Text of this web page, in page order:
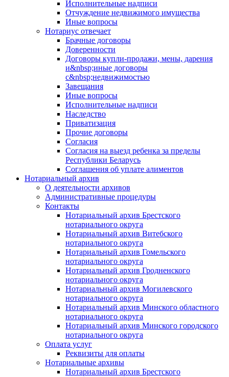
Исполнительные надписи
Отчуждение недвижимого имущества
Иные вопросы
Нотариус отвечает
Брачные договоры
Доверенности
Договоры купли-продажи, мены, дарения
и&nbsp;иные договоры
с&nbsp;недвижимостью
Завещания
Иные вопросы
Исполнительные надписи
Наследство
Приватизация
Прочие договоры
Согласия
Согласия на выезд ребенка за пределы
Республики Беларусь
Соглашения об уплате алиментов
Нотариальный архив
О деятельности архивов
Административные процедуры
Контакты
Нотариальный архив Брестского
нотариального округа
Нотариальный архив Витебского
нотариального округа
Нотариальный архив Гомельского
нотариального округа
Нотариальный архив Гродненского
нотариального округа
Нотариальный архив Могилевского
нотариального округа
Нотариальный архив Минского областного
нотариального округа
Нотариальный архив Минского городского
нотариального округа
Оплата услуг
Реквизиты для оплаты
Нотариальные архивы
Нотариальный архив Брестского